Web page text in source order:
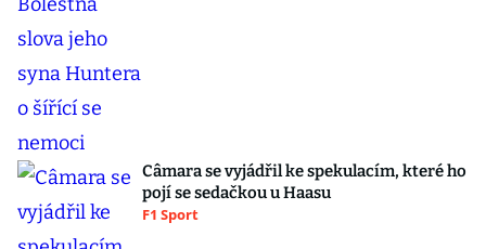
Câmara se vyjádřil ke spekulacím, které ho
pojí se sedačkou u Haasu
F1 Sport